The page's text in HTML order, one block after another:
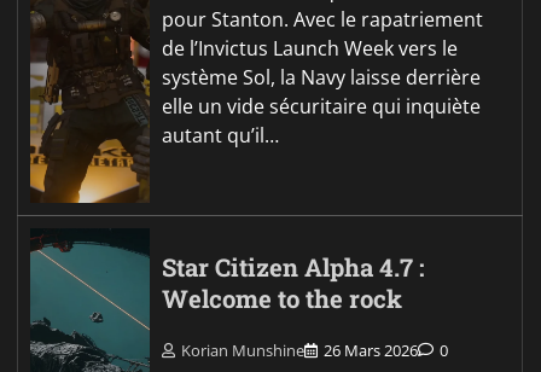
pour Stanton. Avec le rapatriement
de l’Invictus Launch Week vers le
système Sol, la Navy laisse derrière
elle un vide sécuritaire qui inquiète
autant qu’il…
Star Citizen Alpha 4.7 :
Welcome to the rock
Korian Munshine 26 Mars 2026 0